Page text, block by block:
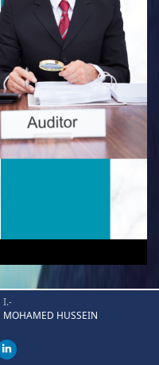
I.-
MOHAMED HUSSEIN